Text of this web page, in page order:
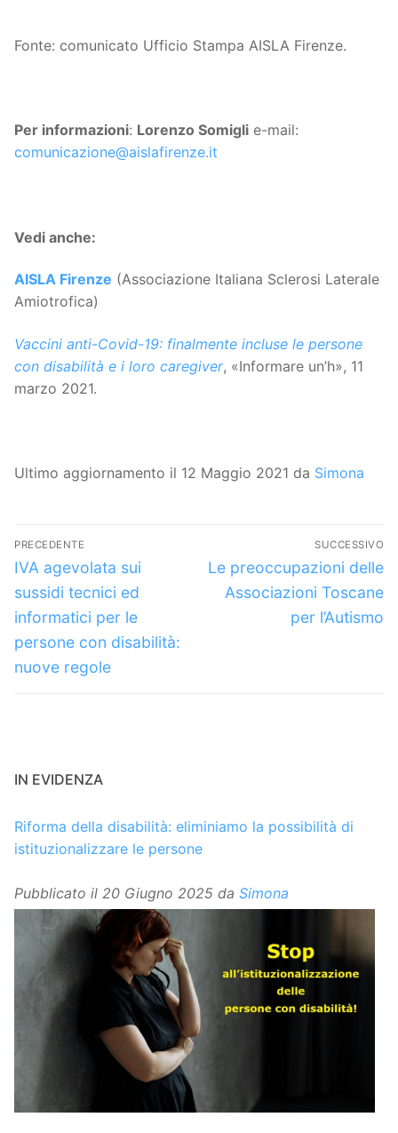
Fonte: comunicato Ufficio Stampa AISLA Firenze.
Per informazioni: Lorenzo Somigli e-mail:
comunicazione@aislafirenze.it
Vedi anche:
AISLA Firenze (Associazione Italiana Sclerosi Laterale
Amiotrofica)
Vaccini anti-Covid-19: finalmente incluse le persone
con disabilità e i loro caregiver, «Informare un’h», 11
marzo 2021.
Ultimo aggiornamento il 12 Maggio 2021 da Simona
Navigazione
articoli
PRECEDENTE
Articolo
precedente:
IVA agevolata sui
sussidi tecnici ed
informatici per le
persone con disabilità:
nuove regole
SUCCESSIVO
Articolo
successivo:
Le preoccupazioni delle
Associazioni Toscane
per l’Autismo
IN EVIDENZA
Riforma della disabilità: eliminiamo la possibilità di
istituzionalizzare le persone
Pubblicato il 20 Giugno 2025 da Simona